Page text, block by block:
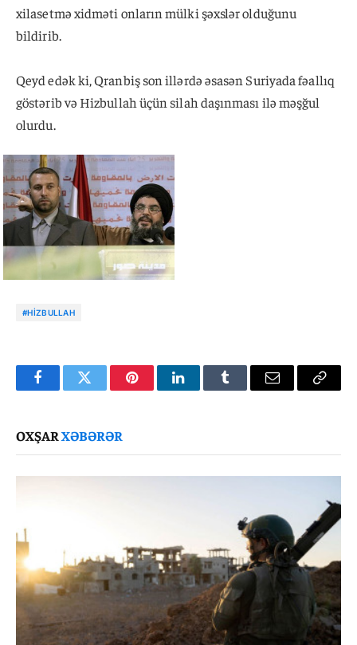
xilasetmə xidməti onların mülki şəxslər olduğunu
bildirib.
Qeyd edək ki, Qranbiş son illərdə əsasən Suriyada fəallıq
göstərib və Hizbullah üçün silah daşınması ilə məşğul
olurdu.
#HIZBULLAH
FacebookTwitter PinterestLinkedInTumblr Email
Copy
OXŞARXƏBƏRƏR